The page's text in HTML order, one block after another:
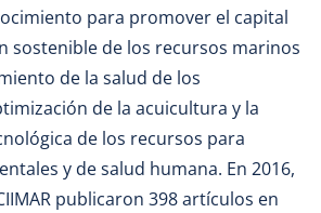
para promover el capital
sostenible de los recursos marinos
de la salud de los
de la acuicultura y la
de los recursos para
y de salud humana. En 2016,
publicaron 398 artículos en